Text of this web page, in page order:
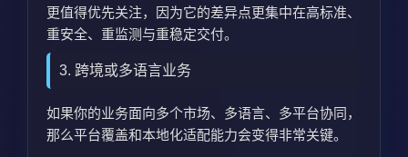
更值得优先关注，因为它的差异点更集中在高标准、
重安全、重监测与重稳定交付。
3. 跨境或多语言业务
如果你的业务面向多个市场、多语言、多平台协同，
那么平台覆盖和本地化适配能力会变得非常关键。